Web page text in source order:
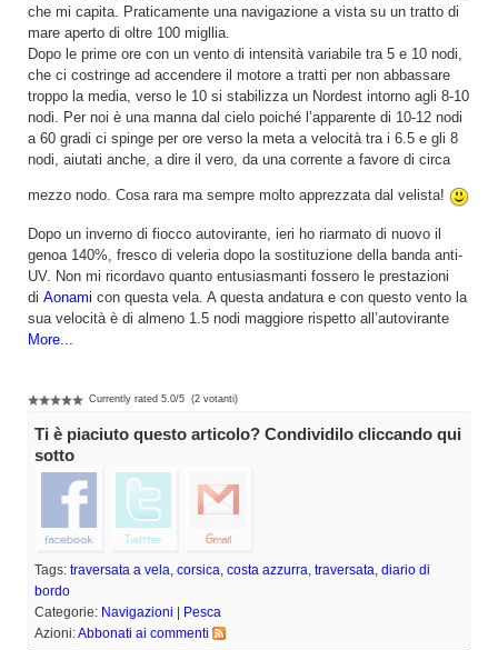
che mi capita. Praticamente una navigazione a vista su un tratto di
mare aperto di oltre 100 migllia.
Dopo le prime ore con un vento di intensità variabile tra 5 e 10 nodi,
che ci costringe ad accendere il motore a tratti per non abbassare
troppo la media, verso le 10 si stabilizza un Nordest intorno agli 8-10
nodi. Per noi è una manna dal cielo poiché l’apparente di 10-12 nodi
a 60 gradi ci spinge per ore verso la meta a velocità tra i 6.5 e gli 8
nodi, aiutati anche, a dire il vero, da una corrente a favore di circa
mezzo nodo. Cosa rara ma sempre molto apprezzata dal velista!
Dopo un inverno di fiocco autovirante, ieri ho riarmato di nuovo il
genoa 140%, fresco di veleria dopo la sostituzione della banda anti-
UV. Non mi ricordavo quanto entusiasmanti fossero le prestazioni
di Aonami con questa vela. A questa andatura e con questo vento la
sua velocità è di almeno 1.5 nodi maggiore rispetto all’autovirante
More...
Currently rated 5.0/5 (2 votanti)
Ti è piaciuto questo articolo? Condividilo cliccando qui
sotto
Tags: traversata a vela corsica costa azzurra traversata diario di
bordo
Categorie: Navigazioni | Pesca
Azioni:Abbonati ai commenti